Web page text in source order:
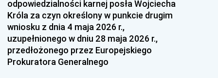
odpowiedzialności karnej posła Wojciecha
Króla za czyn określony w punkcie drugim
wniosku z dnia 4 maja 2026 r.,
uzupełnionego w dniu 28 maja 2026 r.,
przedłożonego przez Europejskiego
Prokuratora Generalnego